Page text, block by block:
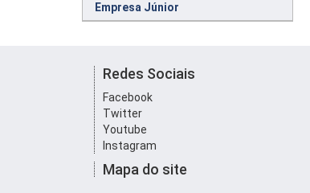
Empresa Júnior
Redes Sociais
Facebook
Twitter
Youtube
Instagram
Mapa do site